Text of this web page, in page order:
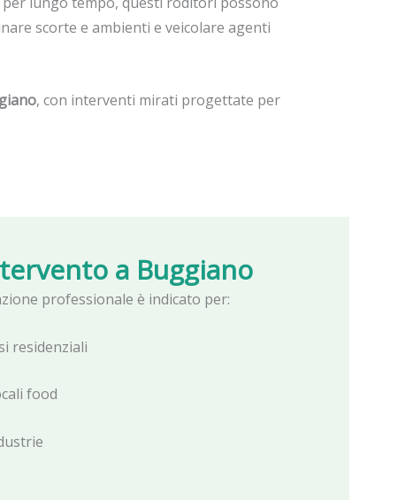
scorte e ambienti e veicolare agenti
, con interventi mirati progettate per
a Buggiano
professionale è indicato per:
residenziali
food